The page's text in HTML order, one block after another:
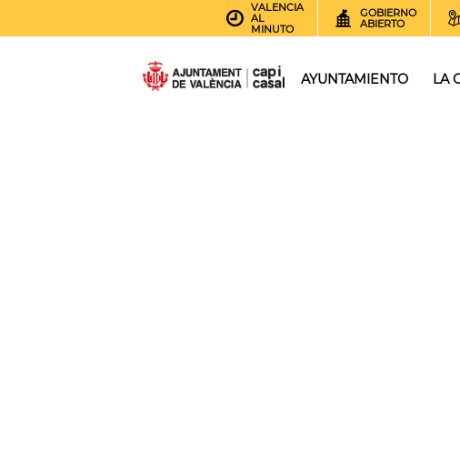
VALENCIA
AL
MINUTO
GOBIERNO
ABIERTO
AYUNTAMIENTO LA